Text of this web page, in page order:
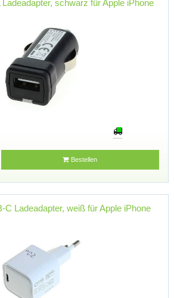
schwarz für Apple iPhone
Bestellen
C Ladeadapter, weiß für Apple iPhone